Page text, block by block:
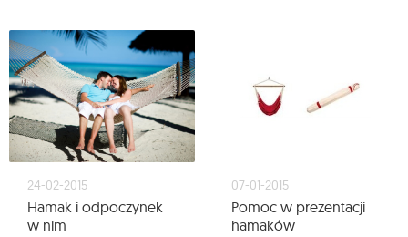
24-02-2015
Hamak i odpoczynek
w nim
07-01-2015
Pomoc w prezentacji
hamaków